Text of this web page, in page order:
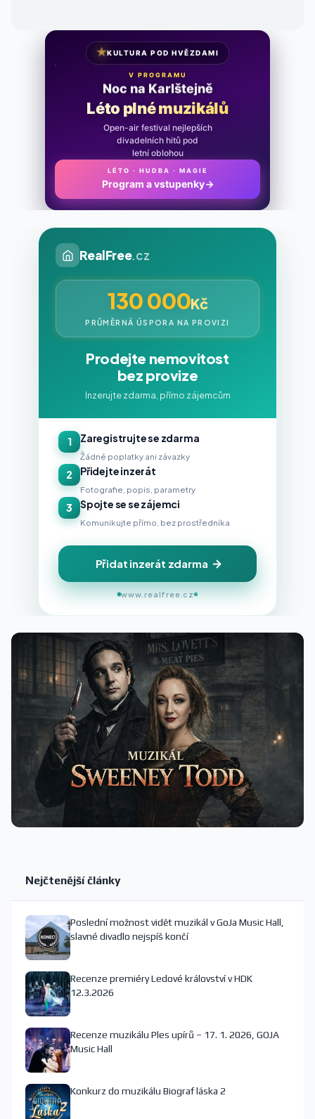
★KULTURA POD HVĚZDAMI
V PROGRAMU
Noc na Karlštejně
Léto plné muzikálů
Open-air festival nejlepších
divadelních hitů pod
letní oblohou
LÉTO · HUDBA · MAGIE
Program a vstupenky →
RealFree.cz
130 000Kč
PRŮMĚRNÁ ÚSPORA NA PROVIZI
Prodejte nemovitost
bez provize
Inzerujte zdarma, přímo zájemcům
1 Zaregistrujte se zdarma
Žádné poplatky ani závazky
2 Přidejte inzerát
Fotografie, popis, parametry
3 Spojte se se zájemci
Komunikujte přímo, bez prostředníka
Přidat inzerát zdarma
www.realfree.cz
Nejčtenější články
Poslední možnost vidět muzikál v GoJa Music Hall,
slavné divadlo nejspíš končí
Recenze premiéry Ledové království v HDK
12.3.2026
Recenze muzikálu Ples upírů – 17. 1. 2026, GOJA
Music Hall
Konkurz do muzikálu Biograf láska 2